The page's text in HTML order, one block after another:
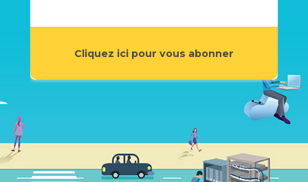
Cliquez ici pour vous abonner